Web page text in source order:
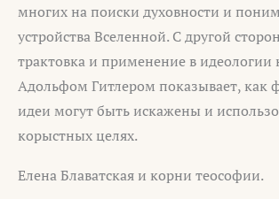
многих на поиски духовности и
устройства Вселенной. С другой
трактовка и применение в идеологии
Адольфом Гитлером показывает, как
идеи могут быть искажены и
корыстных целях.
Елена Блаватская и корни теософии.